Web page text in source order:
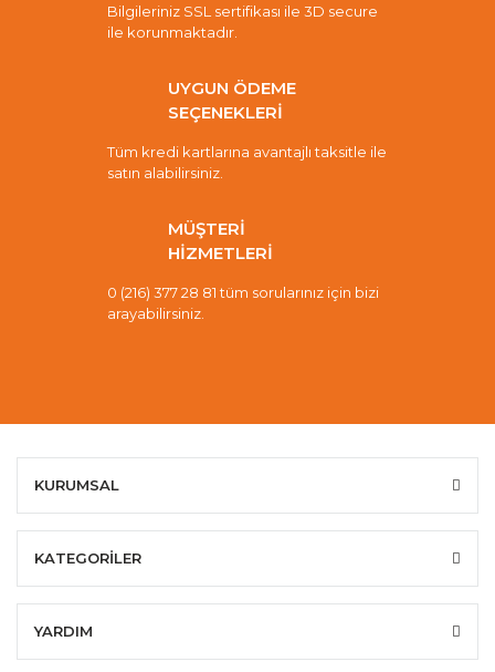
Bilgileriniz SSL sertifikası ile 3D secure
ile korunmaktadır.
UYGUN ÖDEME
SEÇENEKLERİ
Tüm kredi kartlarına avantajlı taksitle ile
satın alabilirsiniz.
MÜŞTERİ
HİZMETLERİ
0 (216) 377 28 81 tüm sorularınız için bizi
arayabilirsiniz.
KURUMSAL
KATEGORİLER
YARDIM